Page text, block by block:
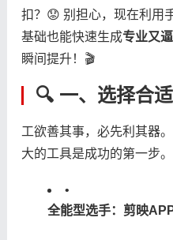
扣？😟 别担心，现在利用
基础也能快速生成​专业又
瞬间提升！🎬
🔍 一、选择合
工欲善其事，必先利其器
大的工具是成功的第一步。
•
全能型选手：剪映